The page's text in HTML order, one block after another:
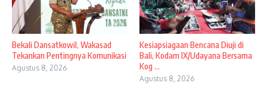
Bekali Dansatkowil, Wakasad
Tekankan Pentingnya Komunikasi
Agustus 8, 2026
Kesiapsiagaan Bencana Diuji di
Bali, Kodam IX/Udayana Bersama
Kog ...
Agustus 8, 2026